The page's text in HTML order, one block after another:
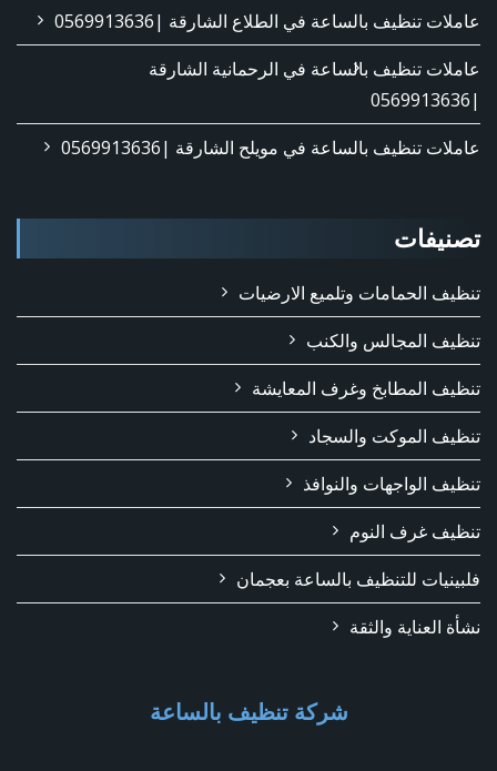
عاملات تنظيف بالساعة في الطلاع الشارقة |0569913636
عاملات تنظيف بالساعة في الرحمانية الشارقة
|0569913636
عاملات تنظيف بالساعة في مويلح الشارقة |0569913636
تصنيفات
تنظيف الحمامات وتلميع الارضيات
تنظيف المجالس والكنب
تنظيف المطابخ وغرف المعايشة
تنظيف الموكت والسجاد
تنظيف الواجهات والنوافذ
تنظيف غرف النوم
فلبينيات للتنظيف بالساعة بعجمان
نشأة العناية والثقة
شركة تنظيف بالساعة